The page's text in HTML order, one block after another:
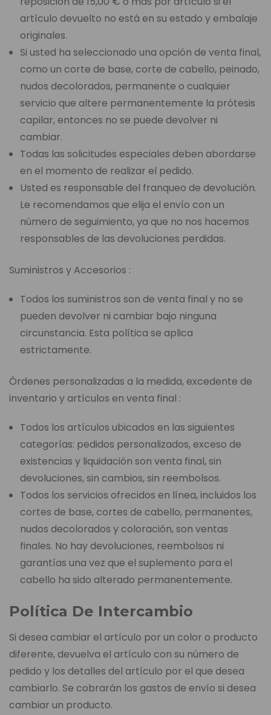
artículo devuelto no está en su estado y embalaje
originales.
Si usted ha seleccionado una opción de venta final,
como un corte de base, corte de cabello, peinado,
nudos decolorados, permanente o cualquier
servicio que altere permanentemente la prótesis
capilar, entonces no se puede devolver ni
cambiar.
Todas las solicitudes especiales deben abordarse
en el momento de realizar el pedido.
Usted es responsable del franqueo de devolución.
Le recomendamos que elija el envío con un
número de seguimiento, ya que no nos hacemos
responsables de las devoluciones perdidas.
Suministros y Accesorios :
Todos los suministros son de venta final y no se
pueden devolver ni cambiar bajo ninguna
circunstancia. Esta política se aplica
estrictamente.
Órdenes personalizadas a la medida, excedente de
inventario y artículos en venta final :
Todos los artículos ubicados en las siguientes
categorías: pedidos personalizados, exceso de
existencias y liquidación son venta final, sin
devoluciones, sin cambios, sin reembolsos.
Todos los servicios ofrecidos en línea, incluidos los
cortes de base, cortes de cabello, permanentes,
nudos decolorados y coloración, son ventas
finales. No hay devoluciones, reembolsos ni
garantías una vez que el suplemento para el
cabello ha sido alterado permanentemente.
Política De Intercambio
Si desea cambiar el artículo por un color o producto
diferente, devuelva el artículo con su número de
pedido y los detalles del artículo por el que desea
cambiarlo. Se cobrarán los gastos de envío si desea
cambiar un producto.